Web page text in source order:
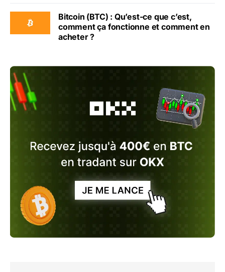
Bitcoin (BTC) : Qu’est-ce que c’est,
comment ça fonctionne et comment en
acheter ?